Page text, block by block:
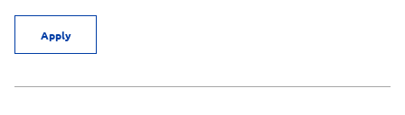
Apply